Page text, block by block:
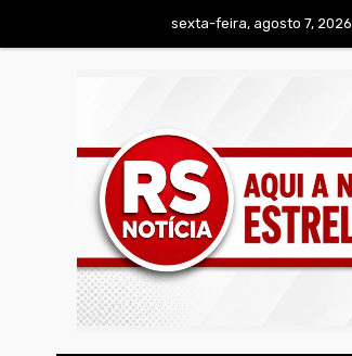
sexta-feira, agosto 7, 2026